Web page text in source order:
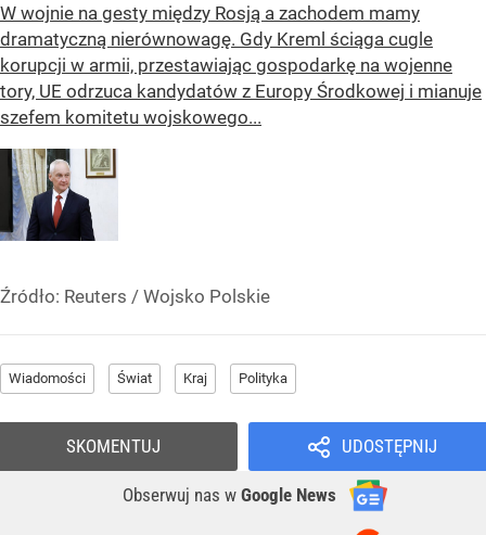
W wojnie na gesty między Rosją a zachodem mamy
dramatyczną nierównowagę. Gdy Kreml ściąga cugle
korupcji w armii, przestawiając gospodarkę na wojenne
tory, UE odrzuca kandydatów z Europy Środkowej i mianuje
szefem komitetu wojskowego...
Źródło: Reuters / Wojsko Polskie
Wiadomości Świat Kraj Polityka
UDOSTĘPNIJ
Obserwuj nas w Google News
SKOMENTUJ